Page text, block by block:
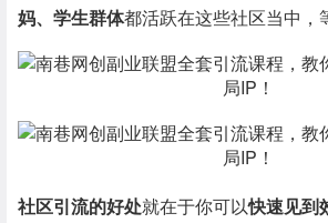
妈、学生群体都活跃在这些社区当中，
社区引流的好处就在于你可以快速见到